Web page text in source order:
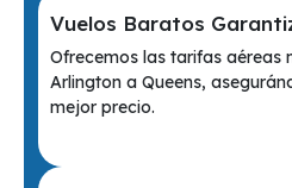
Vuelos Baratos
Ofrecemos las tarifas aéreas
Arlington a Queens,
mejor precio.